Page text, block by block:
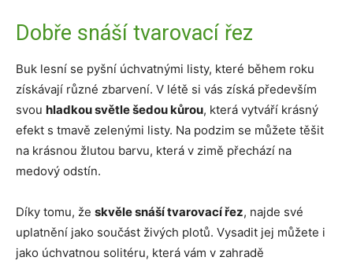
Dobře snáší tvarovací řez
Buk lesní se pyšní úchvatnými listy, které během roku
získávají různé zbarvení. V létě si vás získá především
svou hladkou světle šedou kůrou, která vytváří krásný
efekt s tmavě zelenými listy. Na podzim se můžete těšit
na krásnou žlutou barvu, která v zimě přechází na
medový odstín.
Díky tomu, že skvěle snáší tvarovací řez, najde své
uplatnění jako součást živých plotů. Vysadit jej můžete i
jako úchvatnou solitéru, která vám v zahradě